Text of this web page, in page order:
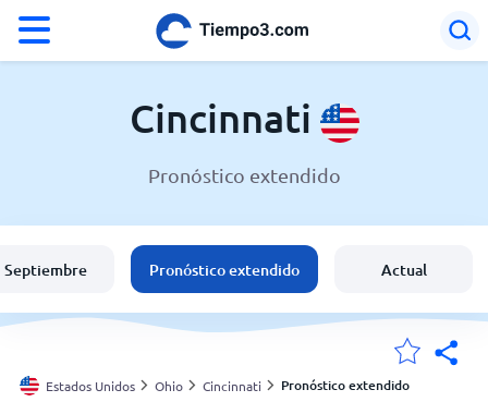
El clima en Cincinnati
Estados Unidos
España
Argentina
Cincinnati
Pronóstico extendido
Septiembre Pronóstico extendido Actual
Estados Unidos Ohio Cincinnati Pronóstico extendido